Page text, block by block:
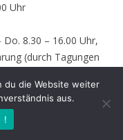
Uhr
8.30 – 16.00 Uhr,
(durch Tagungen
sich vor einem
du die Website weiter
aus.
!